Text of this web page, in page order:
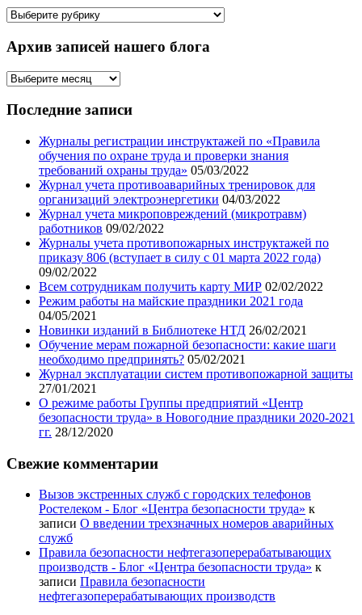
Рубрикатор
Архив записей нашего блога
Архив
нашего
Последние записи
Журналы регистрации инструктажей по «Правила
обучения по охране труда и проверки знания
требований охраны труда» 05/03/2022
Журнал учета противоаварийных тренировок для
организаций электроэнергетики 04/03/2022
Журнал учета микроповреждений (микротравм)
работников 09/02/2022
Журналы учета противопожарных инструктажей по
приказу 806 (вступает в силу с 01 марта 2022 года)
09/02/2022
Всем сотрудникам получить карту МИР 02/02/2022
Режим работы на майские праздники 2021 года
04/05/2021
Новинки изданий в Библиотеке НТД 26/02/2021
Обучение мерам пожарной безопасности: какие шаги
необходимо предпринять? 05/02/2021
Журнал эксплуатации систем противопожарной защиты
27/01/2021
О режиме работы Группы предприятий «Центр
безопасности труда» в Новогодние праздники 2020-2021
гг. 28/12/2020
Свежие комментарии
Вызов экстренных служб с городских телефонов
Ростелеком - Блог «Центра безопасности труда» к
записи О введении трехзначных номеров аварийных
служб
Правила безопасности нефтегазоперерабатывающих
производств - Блог «Центра безопасности труда» к
записи Правила безопасности
нефтегазоперерабатывающих производств